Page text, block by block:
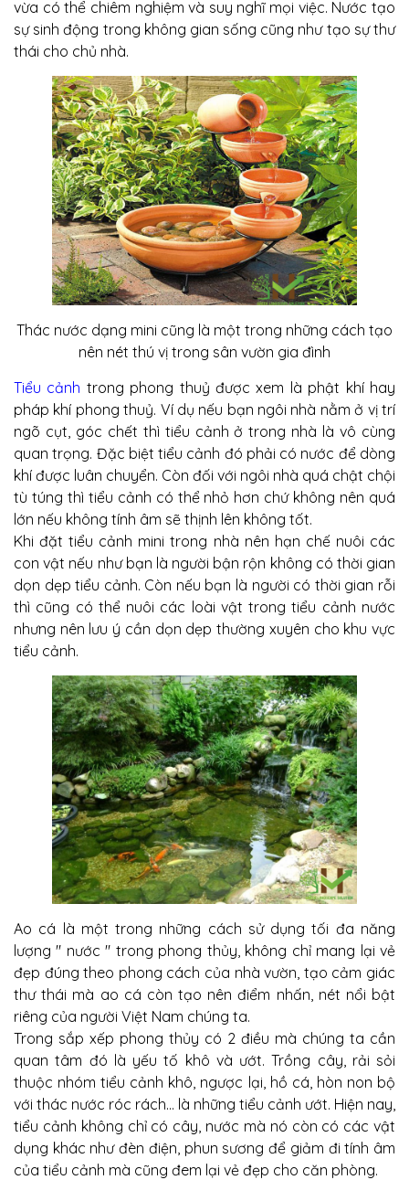
vừa có thể chiêm nghiệm và suy nghĩ mọi việc. Nước tạo
sự sinh động trong không gian sống cũng như tạo sự thư
thái cho chủ nhà.
Thác nước dạng mini cũng là một trong những cách tạo
nên nét thú vị trong sân vườn gia đình
Tiểu cảnh trong phong thuỷ được xem là phật khí hay
pháp khí phong thuỷ. Ví dụ nếu bạn ngôi nhà nằm ở vị trí
ngõ cụt, góc chết thì tiểu cảnh ở trong nhà là vô cùng
quan trọng. Đặc biệt tiểu cảnh đó phải có nước để dòng
khí được luân chuyển. Còn đối với ngôi nhà quá chật chội
tù túng thì tiểu cảnh có thể nhỏ hơn chứ không nên quá
lớn nếu không tính âm sẽ thịnh lên không tốt.
Khi đặt tiểu cảnh mini trong nhà nên hạn chế nuôi các
con vật nếu như bạn là người bận rộn không có thời gian
dọn dẹp tiểu cảnh. Còn nếu bạn là người có thời gian rỗi
thì cũng có thể nuôi các loài vật trong tiểu cảnh nước
nhưng nên lưu ý cần dọn dẹp thường xuyên cho khu vực
tiểu cảnh.
Ao cá là một trong những cách sử dụng tối đa năng
lượng " nước " trong phong thủy, không chỉ mang lại vẻ
đẹp đúng theo phong cách của nhà vườn, tạo cảm giác
thư thái mà ao cá còn tạo nên điểm nhấn, nét nổi bật
riêng của người Việt Nam chúng ta.
Trong sắp xếp phong thủy có 2 điều mà chúng ta cần
quan tâm đó là yếu tố khô và ướt. Trồng cây, rải sỏi
thuộc nhóm tiểu cảnh khô, ngược lại, hồ cá, hòn non bộ
với thác nước róc rách… là những tiểu cảnh ướt. Hiện nay,
tiểu cảnh không chỉ có cây, nước mà nó còn có các vật
dụng khác như đèn điện, phun sương để giảm đi tính âm
của tiểu cảnh mà cũng đem lại vẻ đẹp cho căn phòng.